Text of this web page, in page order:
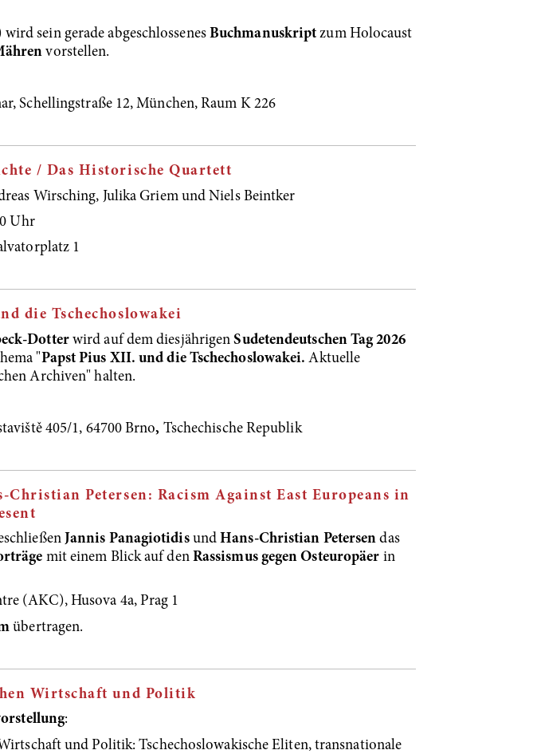
sein gerade abgeschlossenes Buchmanuskriptzum Holocaust
vorstellen.
Schellingstraße 12, München, Raum K 226
/ Das Historische Quartett
Wirsching, Julika Griem und Niels Beintker
Uhr
1
die Tschechoslowakei
Dotterwird auf dem diesjährigenSudetendeutschen Tag 2026
"Papst Pius XII. und die Tschechoslowakei. Aktuelle
Archiven" halten.
405/1, 64700 Brno, Tschechische Republik
Christian Petersen: Racism Against East Europeans in
Jannis PanagiotidisundHans-Christian Petersen das
mit einem Blick auf denRassismus gegen Osteuropäer in
(AKC), Husova 4a, Prag 1
übertragen.
Wirtschaft und Politik
:
und Politik: Tschechoslowakische Eliten, transnationale